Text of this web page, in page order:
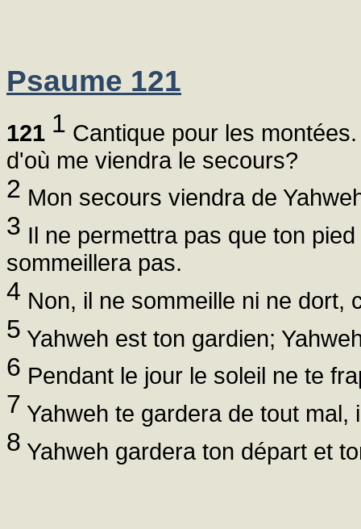
Psaume 121
121 1 Cantique pour les
d'où me viendra le secours?
2 Mon secours viendra de
3 Il ne permettra pas que ton
sommeillera pas.
4 Non, il ne sommeille ni ne dort,
5 Yahweh est ton gardien;
6 Pendant le jour le soleil ne te
7 Yahweh te gardera de tout mal,
8 Yahweh gardera ton départ et